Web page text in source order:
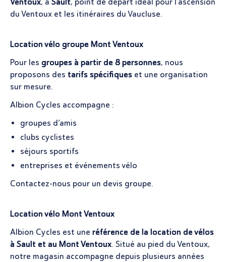
du Ventoux et les itinéraires du Vaucluse.
Location vélo groupe Mont Ventoux
Pour les groupes à partir de 8 personnes, nous
proposons des tarifs spécifiques et une organisation
sur mesure.
Albion Cycles accompagne :
groupes d’amis
clubs cyclistes
séjours sportifs
entreprises et événements vélo
Contactez-nous pour un devis groupe.
Location vélo Mont Ventoux
Albion Cycles est une référence de la location de vélos
à Sault et au Mont Ventoux. Situé au pied du Ventoux,
notre magasin accompagne depuis plusieurs années